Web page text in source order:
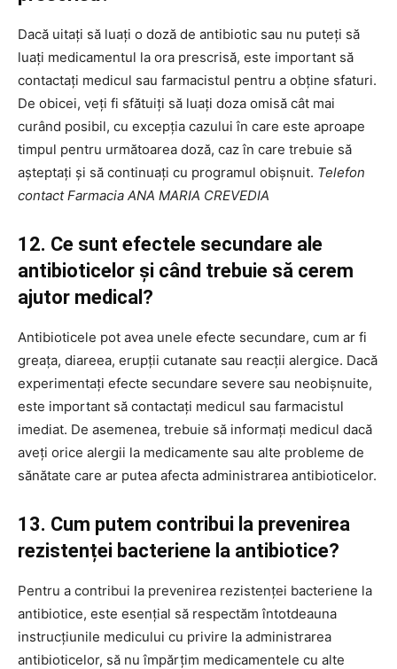
Dacă uitați să luați o doză de antibiotic sau nu puteți să
luați medicamentul la ora prescrisă, este important să
contactați medicul sau farmacistul pentru a obține sfaturi.
De obicei, veți fi sfătuiți să luați doza omisă cât mai
curând posibil, cu excepția cazului în care este aproape
timpul pentru următoarea doză, caz în care trebuie să
așteptați și să continuați cu programul obișnuit. Telefon
contact Farmacia ANA MARIA CREVEDIA
12. Ce sunt efectele secundare ale
antibioticelor și când trebuie să cerem
ajutor medical?
Antibioticele pot avea unele efecte secundare, cum ar fi
greața, diareea, erupții cutanate sau reacții alergice. Dacă
experimentați efecte secundare severe sau neobișnuite,
este important să contactați medicul sau farmacistul
imediat. De asemenea, trebuie să informați medicul dacă
aveți orice alergii la medicamente sau alte probleme de
sănătate care ar putea afecta administrarea antibioticelor.
13. Cum putem contribui la prevenirea
rezistenței bacteriene la antibiotice?
Pentru a contribui la prevenirea rezistenței bacteriene la
antibiotice, este esențial să respectăm întotdeauna
instrucțiunile medicului cu privire la administrarea
antibioticelor, să nu împărțim medicamentele cu alte